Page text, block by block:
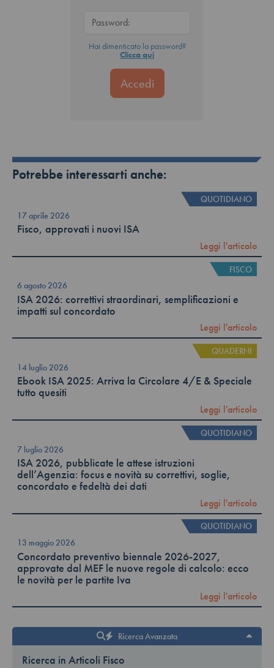
Hai dimenticato la password?
Clicca qui
Potrebbe interessarti anche:
QUOTIDIANO
17 aprile 2026
Fisco, approvati i nuovi ISA
Leggi l'articolo
FISCO
6 agosto 2026
ISA 2026: correttivi straordinari, semplificazioni e
impatti sul concordato
Leggi l'articolo
QUADERNI
14 luglio 2026
Ebook ISA 2025: Arriva la Circolare 4/E & Speciale
tutto quesiti
Leggi l'articolo
QUOTIDIANO
7 luglio 2026
ISA 2026, pubblicate le attese istruzioni
dell’Agenzia: focus e novità su correttivi, soglie,
concordato e fedeltà dei dati
Leggi l'articolo
QUOTIDIANO
13 maggio 2026
Concordato preventivo biennale 2026-2027,
approvate dal MEF le nuove regole di calcolo: ecco
le novità per le partite Iva
Leggi l'articolo
Ricerca Avanzata
Ricerca in Articoli Fisco